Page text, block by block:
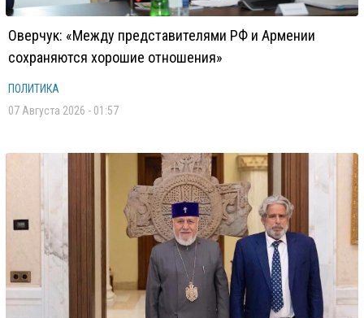
Оверчук: «Между представителями РФ и Армении
сохраняются хорошие отношения»
ПОЛИТИКА
07 Августа 2026 - 01:57